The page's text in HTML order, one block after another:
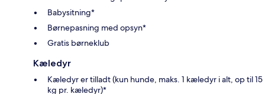
Babysitning*
Børnepasning med opsyn*
Gratis børneklub
Kæledyr
Kæledyr er tilladt (kun hunde, maks. 1 kæledyr i alt, op til 15
kg pr. kæledyr)*